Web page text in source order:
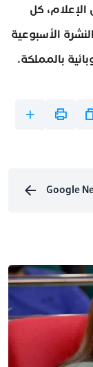
الإعلام، كل
الأسبوعية
بالمملكة.